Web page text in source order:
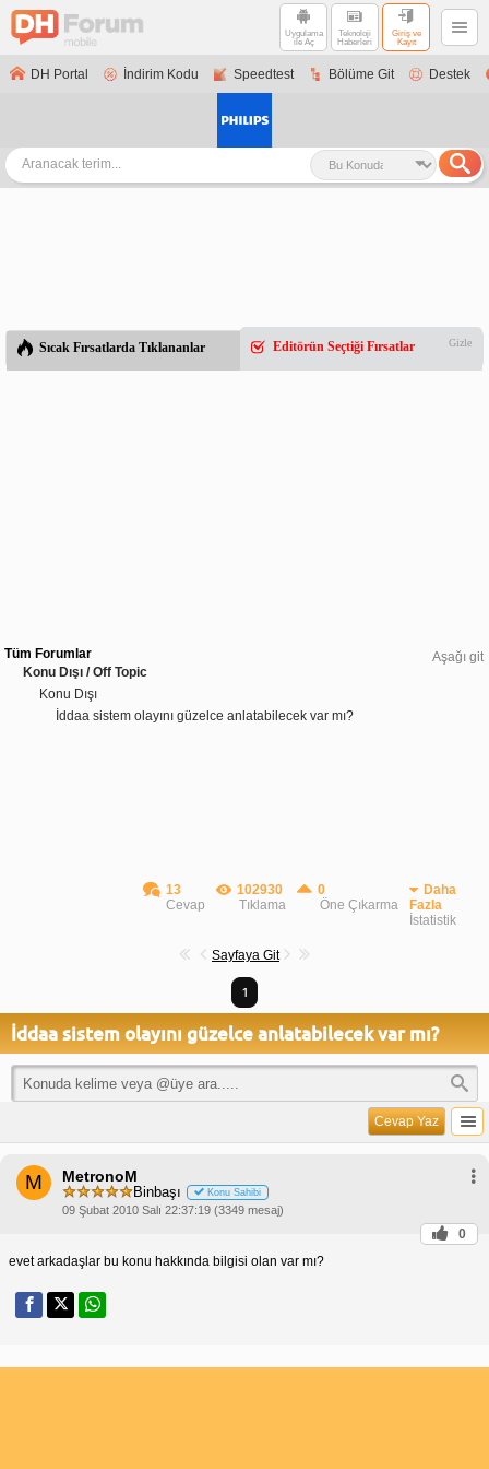
Uygulama
ile Aç
Teknoloji
Haberleri
Giriş ve
Kayıt
DH Portal İndirim Kodu Speedtest Bölüme Git Destek
Sıcak Fırsatlarda Tıklananlar Editörün Seçtiği Fırsatlar Gizle
Aşağı git
Tüm Forumlar
Konu Dışı / Off Topic
Konu Dışı
İddaa sistem olayını güzelce anlatabilecek var mı?
13
Cevap
102930
Tıklama
0
Öne Çıkarma
Daha
Fazla
İstatistik
Sayfaya Git
1
İddaa sistem olayını güzelce anlatabilecek var mı?
Cevap Yaz
M MetronoM
Binbaşı Konu Sahibi
09 Şubat 2010 Salı 22:37:19 (3349 mesaj)
0
evet arkadaşlar bu konu hakkında bilgisi olan var mı?